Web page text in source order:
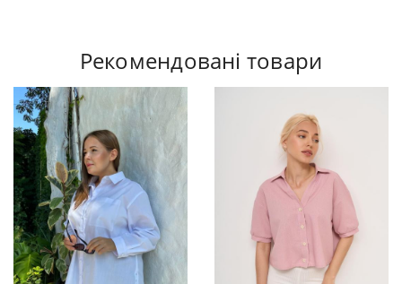
Рекомендовані товари